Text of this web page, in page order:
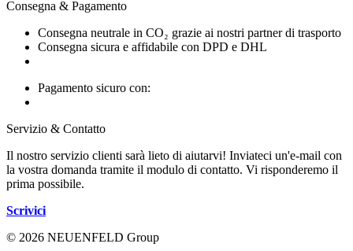
Consegna & Pagamento
Consegna neutrale in CO₂ grazie ai nostri partner di trasporto
Consegna sicura e affidabile con DPD e DHL
Pagamento sicuro con:
Servizio & Contatto
Il nostro servizio clienti sarà lieto di aiutarvi! Inviateci un'e-mail con
la vostra domanda tramite il modulo di contatto. Vi risponderemo il
prima possibile.
Scrivici
© 2026 NEUENFELD Group